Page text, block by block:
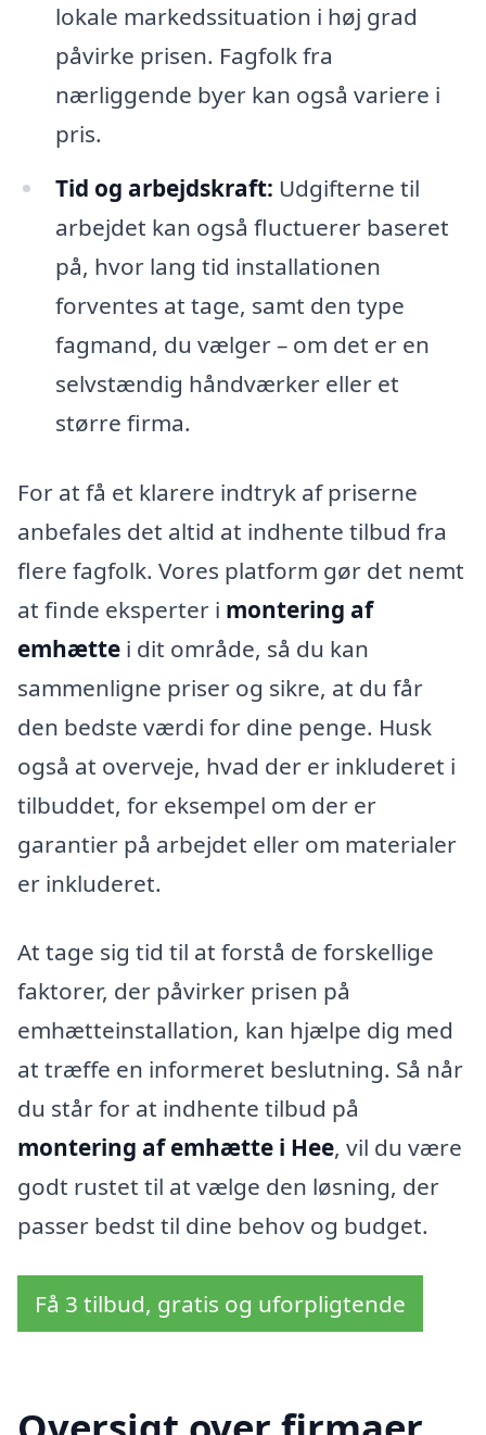
lokale markedssituation i høj grad
påvirke prisen. Fagfolk fra
nærliggende byer kan også variere i
pris.
Tid og arbejdskraft: Udgifterne til
arbejdet kan også fluctuerer baseret
på, hvor lang tid installationen
forventes at tage, samt den type
fagmand, du vælger – om det er en
selvstændig håndværker eller et
større firma.
For at få et klarere indtryk af priserne
anbefales det altid at indhente tilbud fra
flere fagfolk. Vores platform gør det nemt
at finde eksperter i montering af
emhætte i dit område, så du kan
sammenligne priser og sikre, at du får
den bedste værdi for dine penge. Husk
også at overveje, hvad der er inkluderet i
tilbuddet, for eksempel om der er
garantier på arbejdet eller om materialer
er inkluderet.
At tage sig tid til at forstå de forskellige
faktorer, der påvirker prisen på
emhætteinstallation, kan hjælpe dig med
at træffe en informeret beslutning. Så når
du står for at indhente tilbud på
montering af emhætte i Hee, vil du være
godt rustet til at vælge den løsning, der
passer bedst til dine behov og budget.
Få 3 tilbud, gratis og uforpligtende